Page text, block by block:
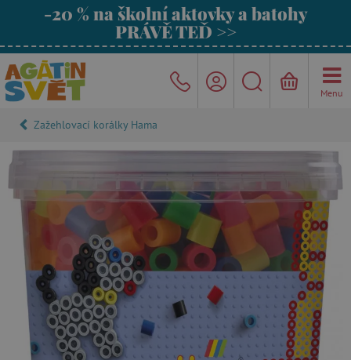
-20 % na školní aktovky a batohy
PRÁVĚ TEĎ >>
Menu
Zažehlovací korálky Hama